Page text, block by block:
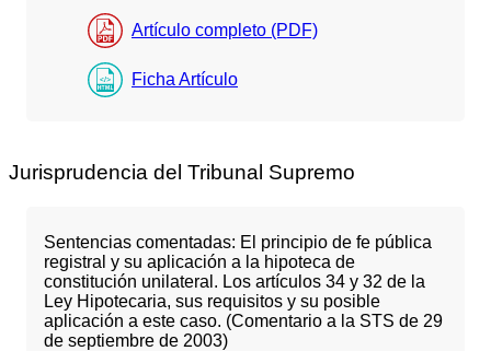
Artículo completo (PDF)
Ficha Artículo
Jurisprudencia del Tribunal Supremo
Sentencias comentadas: El principio de fe pública
registral y su aplicación a la hipoteca de
constitución unilateral. Los artículos 34 y 32 de la
Ley Hipotecaria, sus requisitos y su posible
aplicación a este caso. (Comentario a la STS de 29
de septiembre de 2003)